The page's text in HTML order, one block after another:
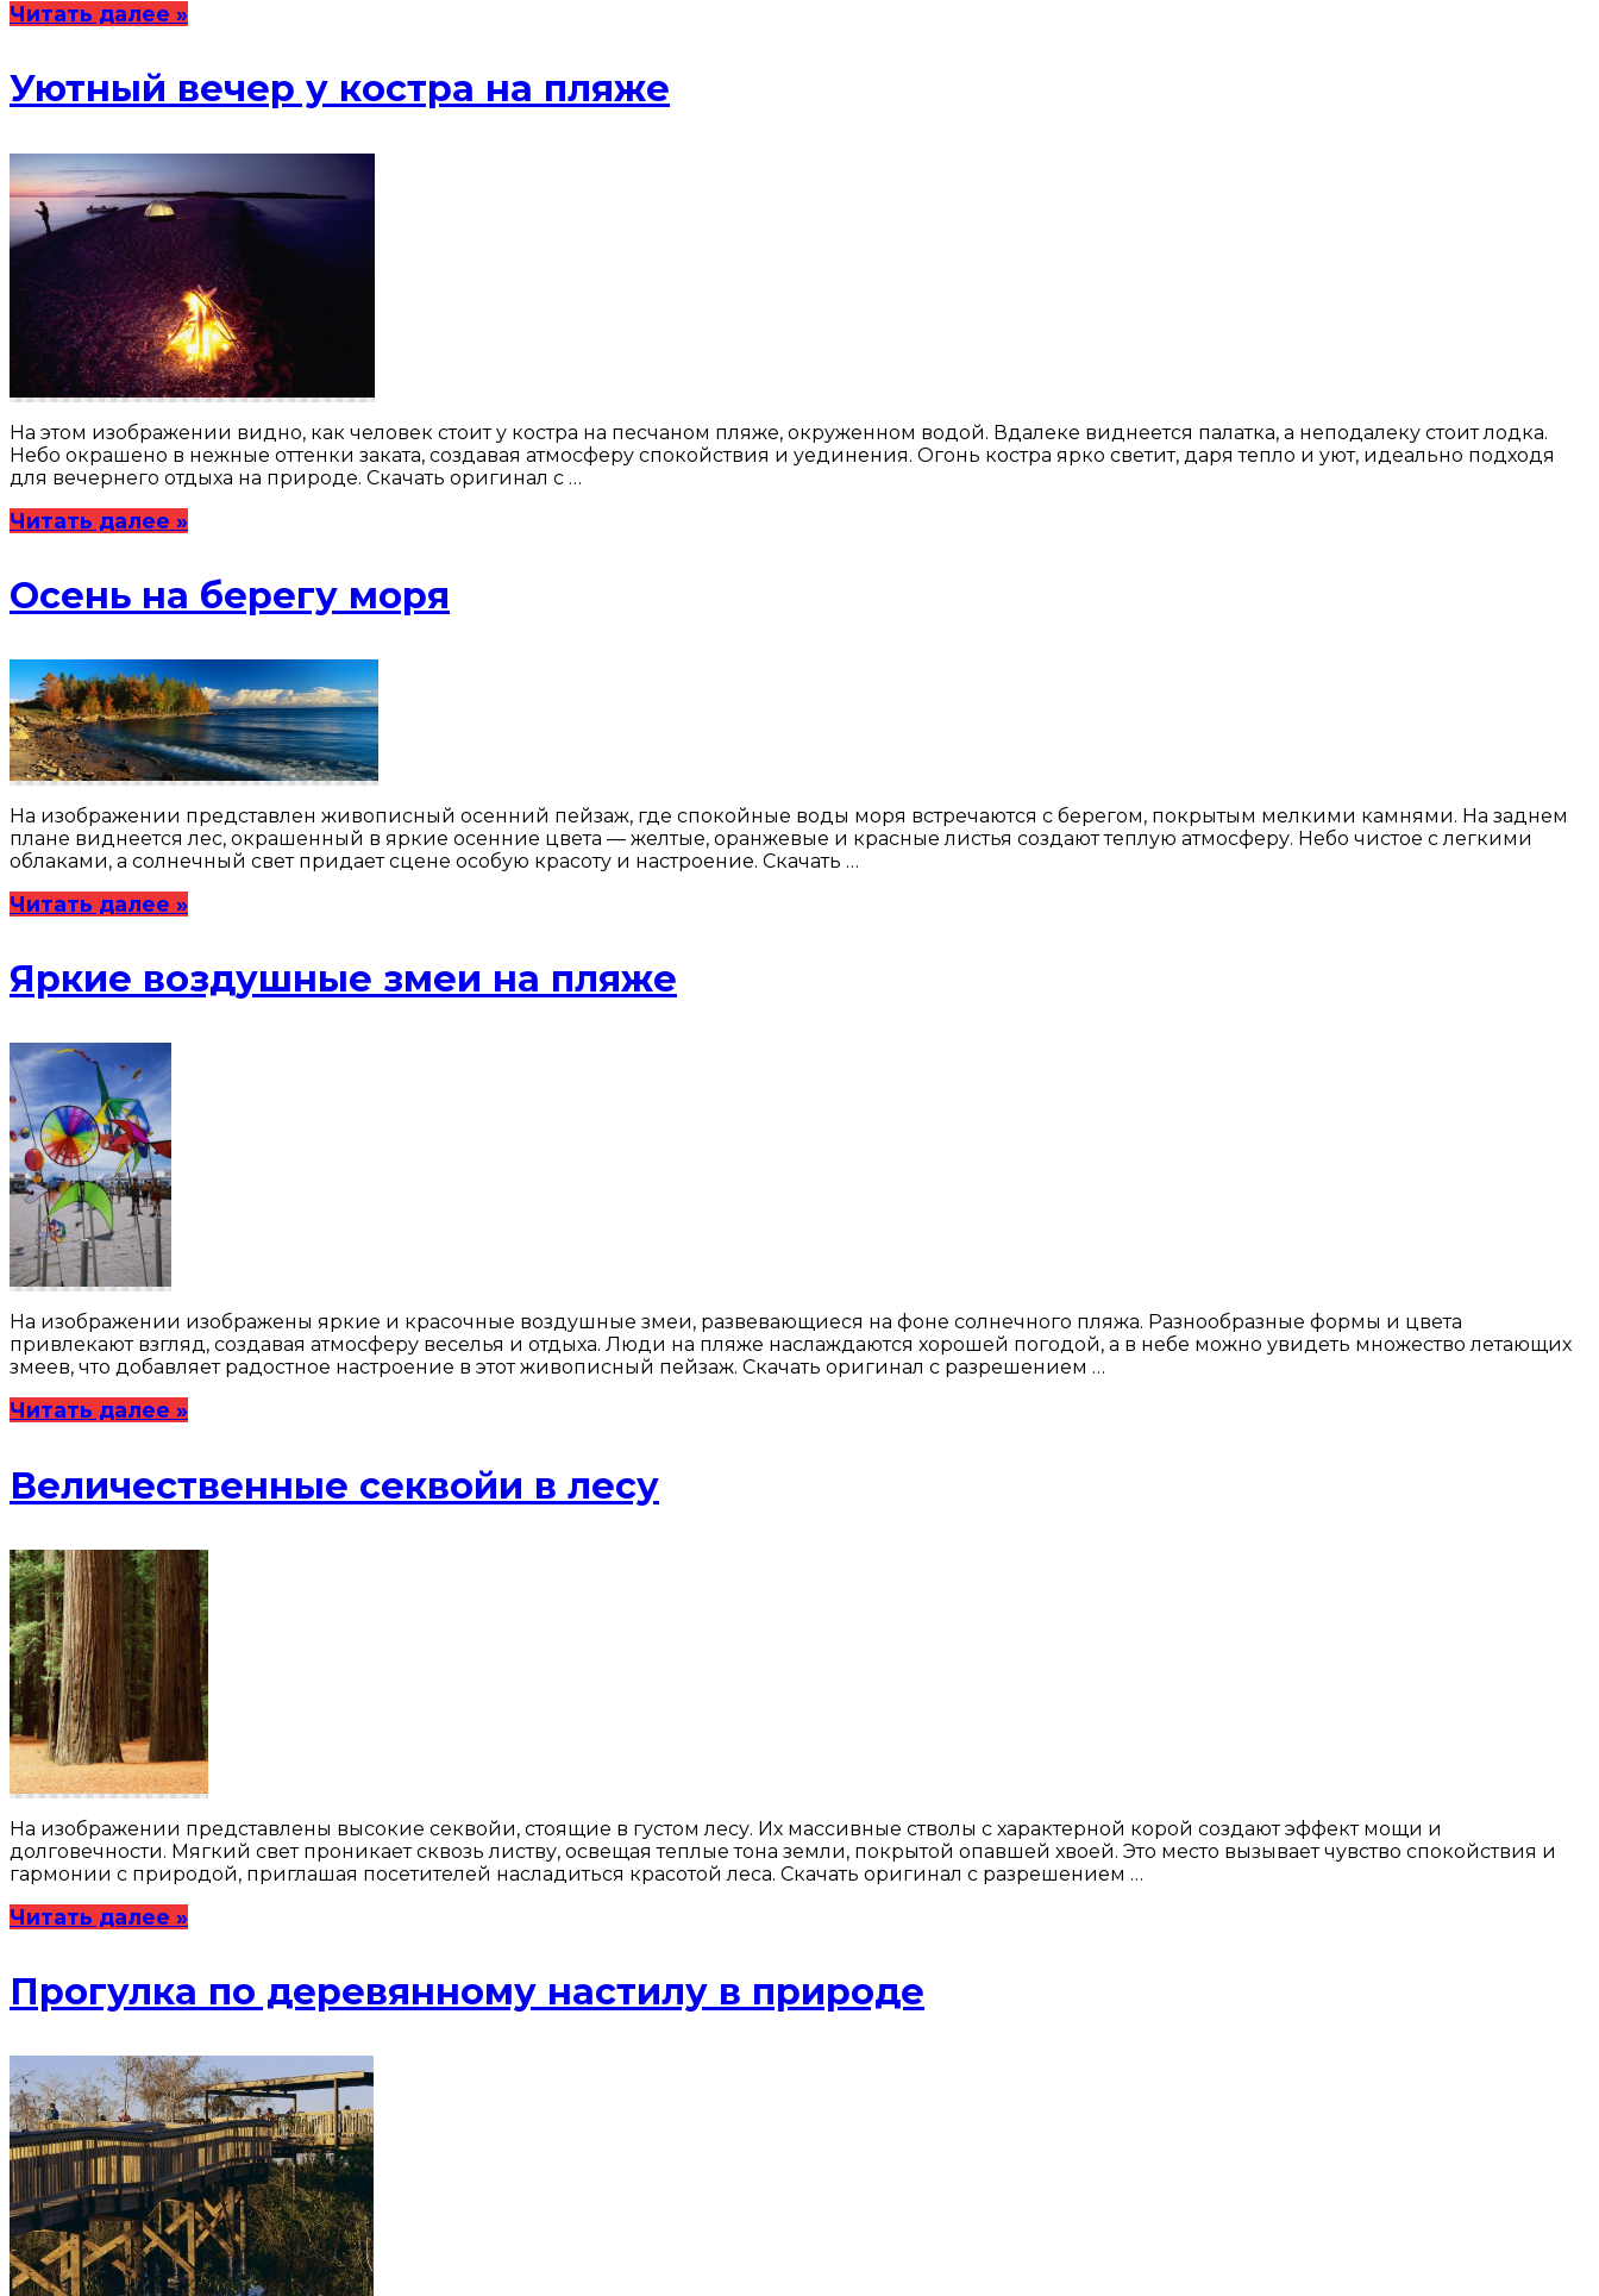
Читать далее »
Уютный вечер у костра на пляже
На этом изображении видно, как человек стоит у костра на песчаном пляже, окруженном водой. Вдалеке виднеется палатка, а неподалеку стоит лодка.
Небо окрашено в нежные оттенки заката, создавая атмосферу спокойствия и уединения. Огонь костра ярко светит, даря тепло и уют, идеально подходя
для вечернего отдыха на природе. Скачать оригинал с …
Читать далее »
Осень на берегу моря
На изображении представлен живописный осенний пейзаж, где спокойные воды моря встречаются с берегом, покрытым мелкими камнями. На заднем
плане виднеется лес, окрашенный в яркие осенние цвета — желтые, оранжевые и красные листья создают теплую атмосферу. Небо чистое с легкими
облаками, а солнечный свет придает сцене особую красоту и настроение. Скачать …
Читать далее »
Яркие воздушные змеи на пляже
На изображении изображены яркие и красочные воздушные змеи, развевающиеся на фоне солнечного пляжа. Разнообразные формы и цвета
привлекают взгляд, создавая атмосферу веселья и отдыха. Люди на пляже наслаждаются хорошей погодой, а в небе можно увидеть множество летающих
змеев, что добавляет радостное настроение в этот живописный пейзаж. Скачать оригинал с разрешением …
Читать далее »
Величественные секвойи в лесу
На изображении представлены высокие секвойи, стоящие в густом лесу. Их массивные стволы с характерной корой создают эффект мощи и
долговечности. Мягкий свет проникает сквозь листву, освещая теплые тона земли, покрытой опавшей хвоей. Это место вызывает чувство спокойствия и
гармонии с природой, приглашая посетителей насладиться красотой леса. Скачать оригинал с разрешением …
Читать далее »
Прогулка по деревянному настилу в природе